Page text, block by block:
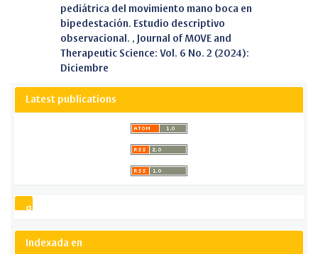
pediátrica del movimiento mano boca en
bipedestación. Estudio descriptivo
observacional. , Journal of MOVE and
Therapeutic Science: Vol. 6 No. 2 (2024):
Diciembre
Latest publications
gsCitation
Indexada en